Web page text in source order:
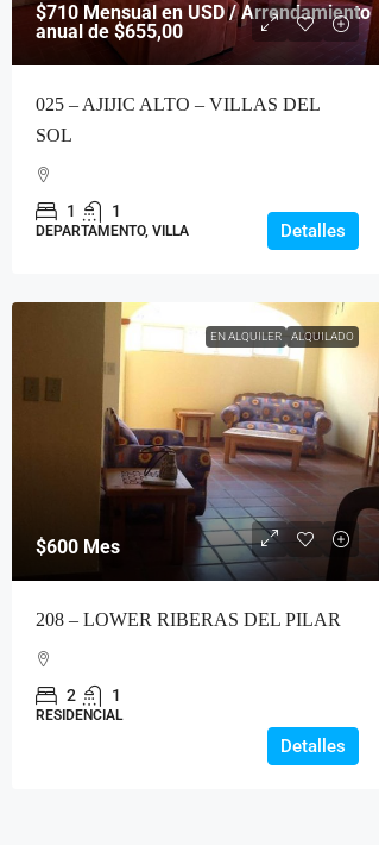
$710 Mensual en USD / Arrendamiento
anual de $655,00
025 – AJIJIC ALTO – VILLAS DEL
SOL
1 1
DEPARTAMENTO, VILLA Detalles
EN ALQUILER ALQUILADO
$600 Mes
208 – LOWER RIBERAS DEL PILAR
2 1
RESIDENCIAL
Detalles